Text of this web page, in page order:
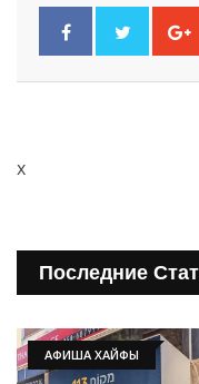
x
Последние
АФИША ХАЙФЫ